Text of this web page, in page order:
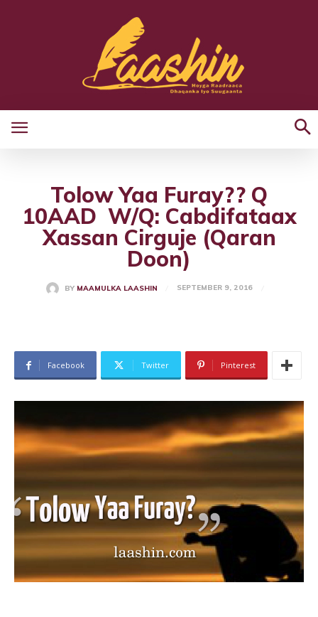
Tolow Yaa Furay?? Q
10AAD W/Q: Cabdifataax
Xassan Cirguje (Qaran
Doon)
BY MAAMULKA LAASHIN SEPTEMBER 9, 2016
Facebook Twitter Pinterest